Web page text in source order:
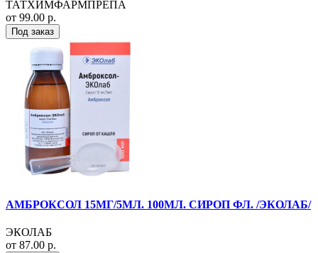
ТАТХИМФАРМПРЕПА
от 99.00 р.
Под заказ
АМБРОКСОЛ 15МГ/5МЛ. 100МЛ. СИРОП ФЛ. /ЭКОЛАБ/
ЭКОЛАБ
от 87.00 р.